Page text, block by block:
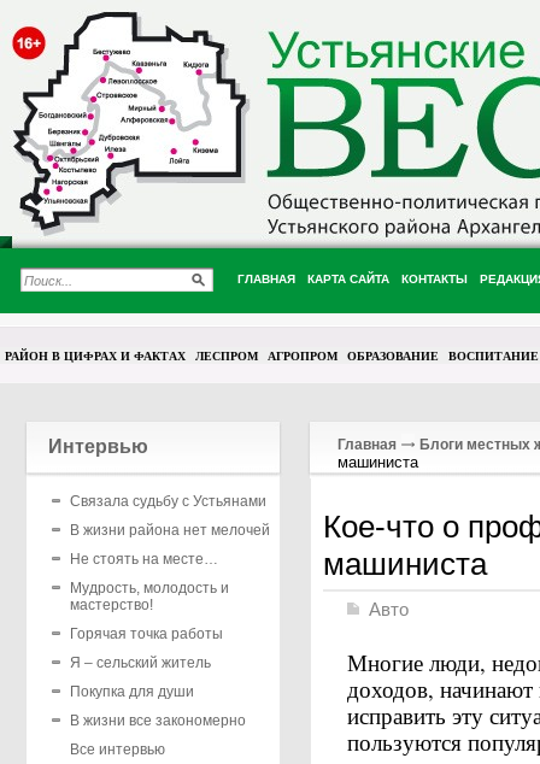
ГЛАВНАЯ КАРТА САЙТА КОНТАКТЫ
РАЙОН В ЦИФРАХ И ФАКТАХ ЛЕСПРОМ АГРОПРОМ ОБРАЗОВАНИЕ ВОСПИТАНИЕ
Интервью
Связала судьбу с Устьянами
В жизни района нет мелочей
Не стоять на месте…
Мудрость, молодость и
мастерство!
Горячая точка работы
Я – сельский житель
Покупка для души
В жизни все закономерно
Все интервью
Главная Блоги местных
машиниста
Кое-что о
машиниста
Авто
Многие люди,
доходов, начинают
исправить эту
пользуются